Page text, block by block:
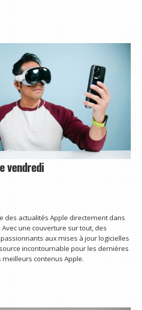
vendredi
des actualités Apple directement dans
une couverture sur tout, des
aux mises à jour logicielles
incontournable pour les dernières
contenus Apple.